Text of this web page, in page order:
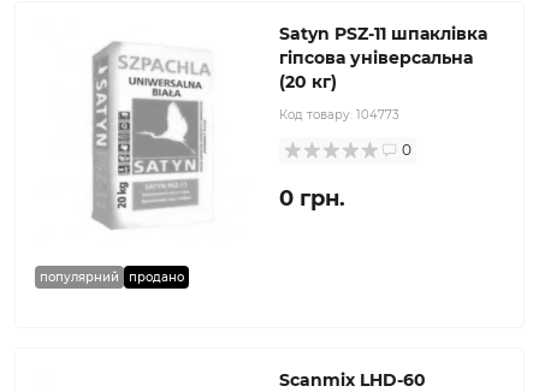
популярний продано
Satyn PSZ-11 шпаклівка
гіпсова універсальна
(20 кг)
Код товару: 104773
0
0 грн.
Scanmix LHD-60